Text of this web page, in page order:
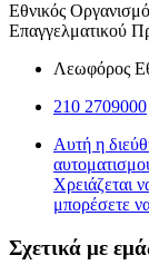
Εθνικός
Επαγγελματικού
Λεωφόρος
210 2709000
Αυτή η
Χρειάζεται
μπορέσετε
Σχετικά με